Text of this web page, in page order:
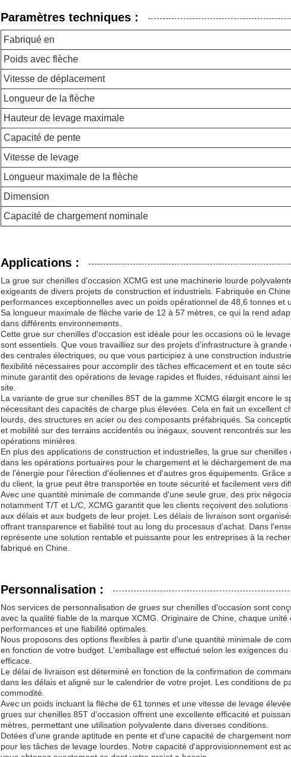
Paramètres techniques :
Fabriqué en
Poids avec flèche
Vitesse de déplacement
Longueur de la flèche
Hauteur de levage maximale
Capacité de pente
Vitesse de levage
Longueur maximale de la flèche
Dimension
Capacité de chargement nominale
Applications :
La grue sur chenilles d'occasion XCMG est une machinerie lourde
exigeants de divers projets de construction et industriels. Fabriquée en
performances exceptionnelles avec un poids opérationnel de 48,6 tonnes et
Sa longueur maximale de flèche varie de 12 à 57 mètres, ce qui la rend
dans différents environnements.
Cette grue sur chenilles d'occasion est idéale pour les occasions où le
sont essentiels. Que vous travailliez sur des projets d'infrastructure à
des centrales électriques, ou que vous participiez à une construction
flexibilité nécessaires pour accomplir des tâches efficacement et en toute
minute garantit des opérations de levage rapides et fluides, réduisant ainsi
site.
La variante de grue sur chenilles 85T de la gamme XCMG élargit encore le
nécessitant des capacités de charge plus élevées. Cela en fait un excellent
lourds, des structures en acier ou des composants préfabriqués. Sa
et mobilité sur des terrains accidentés ou inégaux, souvent rencontrés sur
opérations minières.
En plus des applications de construction et industrielles, la grue sur
dans les opérations portuaires pour le chargement et le déchargement de
de l'énergie pour l'érection d'éoliennes et d'autres gros équipements. Grâce
du client, la grue peut être transportée en toute sécurité et facilement vers
Avec une quantité minimale de commande d'une seule grue, des prix
notamment T/T et L/C, XCMG garantit que les clients reçoivent des
aux délais et aux budgets de leur projet. Les délais de livraison sont
offrant transparence et fiabilité tout au long du processus d'achat. Dans
représente une solution rentable et puissante pour les entreprises à la
fabriqué en Chine.
Personnalisation :
Nos services de personnalisation de grues sur chenilles d'occasion sont
avec la qualité fiable de la marque XCMG. Originaire de Chine, chaque
performances et une fiabilité optimales.
Nous proposons des options flexibles à partir d'une quantité minimale de
en fonction de votre budget. L'emballage est effectué selon les exigences
efficace.
Le délai de livraison est déterminé en fonction de la confirmation de
dans les délais et aligné sur le calendrier de votre projet. Les conditions de
commodité.
Avec un poids incluant la flèche de 61 tonnes et une vitesse de levage
grues sur chenilles 85T d'occasion offrent une excellente efficacité et
mètres, permettant une utilisation polyvalente dans diverses conditions.
Dotées d'une grande aptitude en pente et d'une capacité de chargement
pour les tâches de levage lourdes. Notre capacité d'approvisionnement est